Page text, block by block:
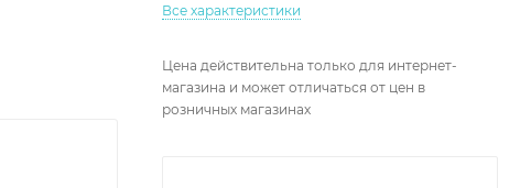
Все характеристики
Цена действительна только для интернет-
магазина и может отличаться от цен в
розничных магазинах